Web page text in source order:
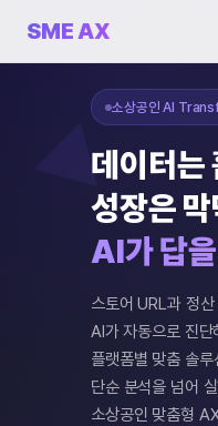
SME AX
소상공인 AI
데이터는
성장은
AI가 답
스토어 URL과 정
AI가 자동으로 진단
플랫폼별 맞춤 솔
단순 분석을 넘어
소상공인 맞춤형